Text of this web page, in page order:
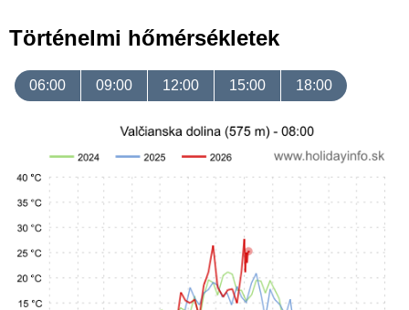
Történelmi hőmérsékletek
06:00 09:00 12:00 15:00 18:00